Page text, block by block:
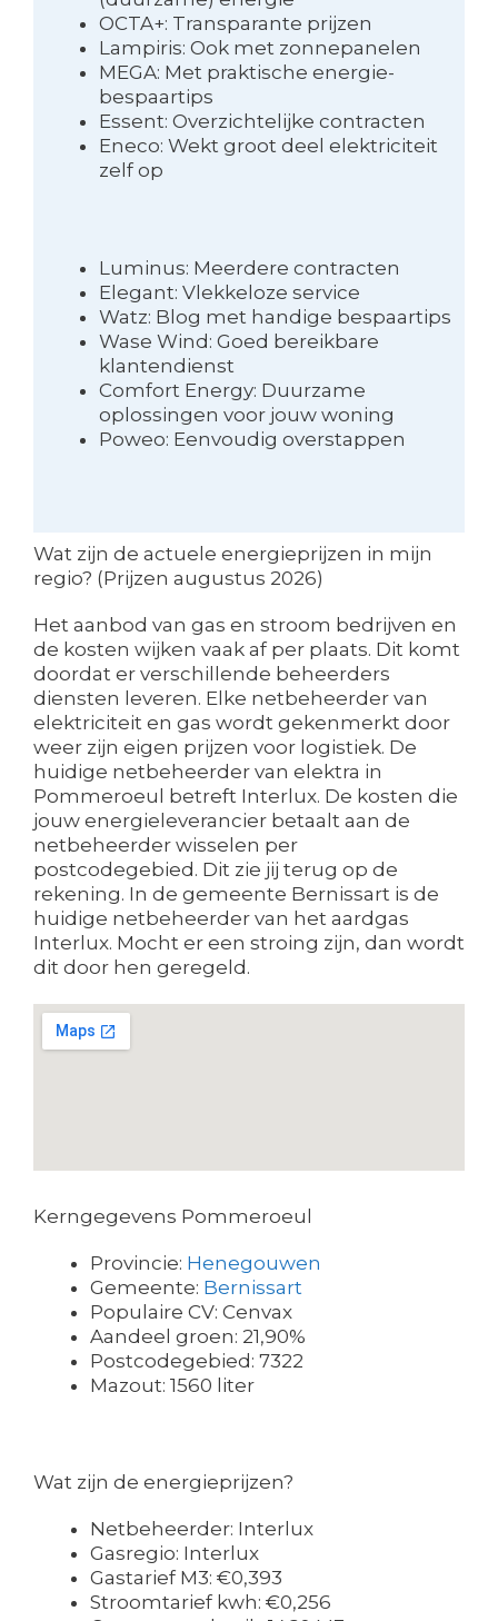
OCTA+: Transparante prijzen
Lampiris: Ook met zonnepanelen
MEGA: Met praktische energie-
bespaartips
Essent: Overzichtelijke contracten
Eneco: Wekt groot deel elektriciteit
zelf op
Luminus: Meerdere contracten
Elegant: Vlekkeloze service
Watz: Blog met handige bespaartips
Wase Wind: Goed bereikbare
klantendienst
Comfort Energy: Duurzame
oplossingen voor jouw woning
Poweo: Eenvoudig overstappen
Wat zijn de actuele energieprijzen in mijn
regio? (Prijzen augustus 2026)
Het aanbod van gas en stroom bedrijven en
de kosten wijken vaak af per plaats. Dit komt
doordat er verschillende beheerders
diensten leveren. Elke netbeheerder van
elektriciteit en gas wordt gekenmerkt door
weer zijn eigen prijzen voor logistiek. De
huidige netbeheerder van elektra in
Pommeroeul betreft Interlux. De kosten die
jouw energieleverancier betaalt aan de
netbeheerder wisselen per
postcodegebied. Dit zie jij terug op de
rekening. In de gemeente Bernissart is de
huidige netbeheerder van het aardgas
Interlux. Mocht er een stroing zijn, dan wordt
dit door hen geregeld.
Kerngegevens Pommeroeul
Provincie: Henegouwen
Gemeente: Bernissart
Populaire CV: Cenvax
Aandeel groen: 21,90%
Postcodegebied: 7322
Mazout: 1560 liter
Wat zijn de energieprijzen?
Netbeheerder: Interlux
Gasregio: Interlux
Gastarief M3: €0,393
Stroomtarief kwh: €0,256